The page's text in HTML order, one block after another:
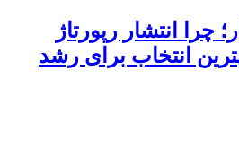
چرا انتشار رپورتاژ
انتخاب برای رشد